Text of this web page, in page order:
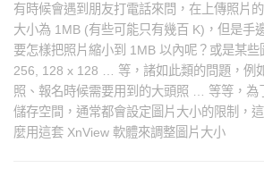
有時候會遇到朋友打電話來問，在上傳照片
大小為 1MB (有些可能只有幾百 K)，但是手
要怎樣把照片縮小到 1MB 以內呢？或是某
256, 128 x 128 … 等，諸如此類的問題，例
照、報名時候需要用到的大頭照 … 等等，為
儲存空間，通常都會設定圖片大小的限制，
麼用這套 XnView 軟體來調整圖片大小